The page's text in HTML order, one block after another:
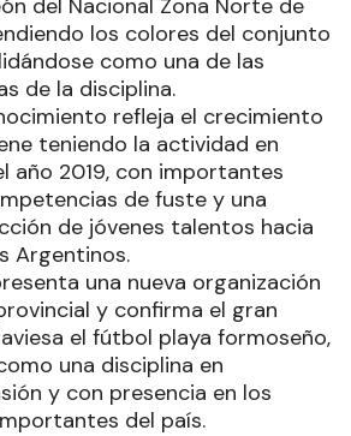
del Nacional Zona Norte de
los colores del conjunto
como una de las
de la disciplina.
refleja el crecimiento
teniendo la actividad en
año 2019, con importantes
de fuste y una
de jóvenes talentos hacia
Argentinos.
una nueva organización
y confirma el gran
el fútbol playa formoseño,
una disciplina en
y con presencia en los
del país.